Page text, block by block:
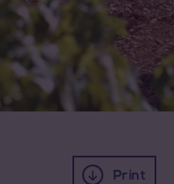
Print